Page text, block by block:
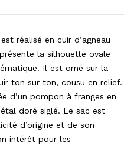
réalisé en cuir d’agneau
la silhouette ovale
Il est orné sur la
ton sur ton, cousu en relief.
d’un pompon à franges en
doré siglé. Le sac est
d’origine et de son
intérêt pour les